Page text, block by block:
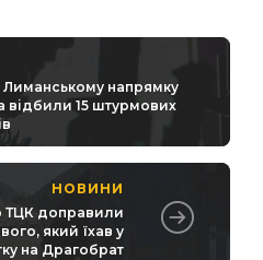
Лиманському напрямку
відбили 15 штурмових
НОВИНИ
ТЦК доправили
який їхав у
на Драгобрат